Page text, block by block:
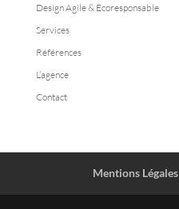
Design Agile & Ecoresponsable
Services
Références
L’agence
Contact
Mentions Légales